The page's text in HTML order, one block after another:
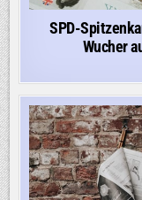
SPD-
Wucher